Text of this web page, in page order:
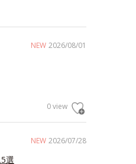
NEW 2026/08/01
0 view
NEW 2026/07/28
選